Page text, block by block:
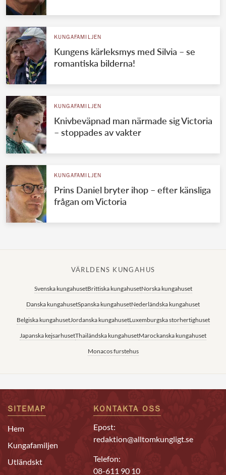
KUNGAFAMILJEN
Kungens kärleksmys med Silvia – se
romantiska bilderna!
KUNGAFAMILJEN
Knivbeväpnad man närmade sig Victoria
– stoppades av vakter
KUNGAFAMILJEN
Prins Daniel bryter ihop – efter känsliga
frågan om Victoria
VÄRLDENS KUNGAHUS
Svenska kungahusetBrittiska kungahusetNorska kungahuset
Danska kungahusetSpanska kungahusetNederländska kungahuset
Belgiska kungahusetJordanska kungahusetLuxemburgska storhertighuset
Japanska kejsarhusetThailändska kungahusetMarockanska kungahuset
Monacos furstehus
SITEMAP
Hem
Kungafamiljen
Utländskt
KONTAKTA OSS
Epost:
redaktion@alltomkungligt.se
Telefon:
08-611 90 10